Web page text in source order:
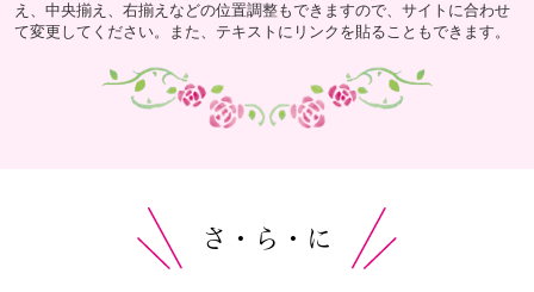
え、中央揃え、右揃えなどの位置調整もできますので、サイトに合わせ
て変更してください。また、テキストにリンクを貼ることもできます。
さ・ら・に